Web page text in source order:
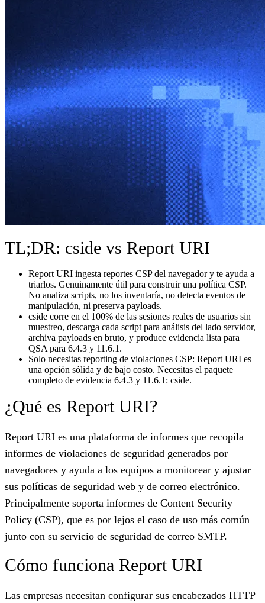
TL;DR: cside vs Report URI
Report URI ingesta reportes CSP del navegador y te ayuda a
triarlos. Genuinamente útil para construir una política CSP.
No analiza scripts, no los inventaría, no detecta eventos de
manipulación, ni preserva payloads.
cside corre en el 100% de las sesiones reales de usuarios sin
muestreo, descarga cada script para análisis del lado servidor,
archiva payloads en bruto, y produce evidencia lista para
QSA para 6.4.3 y 11.6.1.
Solo necesitas reporting de violaciones CSP: Report URI es
una opción sólida y de bajo costo. Necesitas el paquete
completo de evidencia 6.4.3 y 11.6.1: cside.
¿Qué es Report URI?
Report URI es una plataforma de informes que recopila
informes de violaciones de seguridad generados por
navegadores y ayuda a los equipos a monitorear y ajustar
sus políticas de seguridad web y de correo electrónico.
Principalmente soporta informes de Content Security
Policy (CSP), que es por lejos el caso de uso más común
junto con su servicio de seguridad de correo SMTP.
Cómo funciona Report URI
Las empresas necesitan configurar sus encabezados HTTP